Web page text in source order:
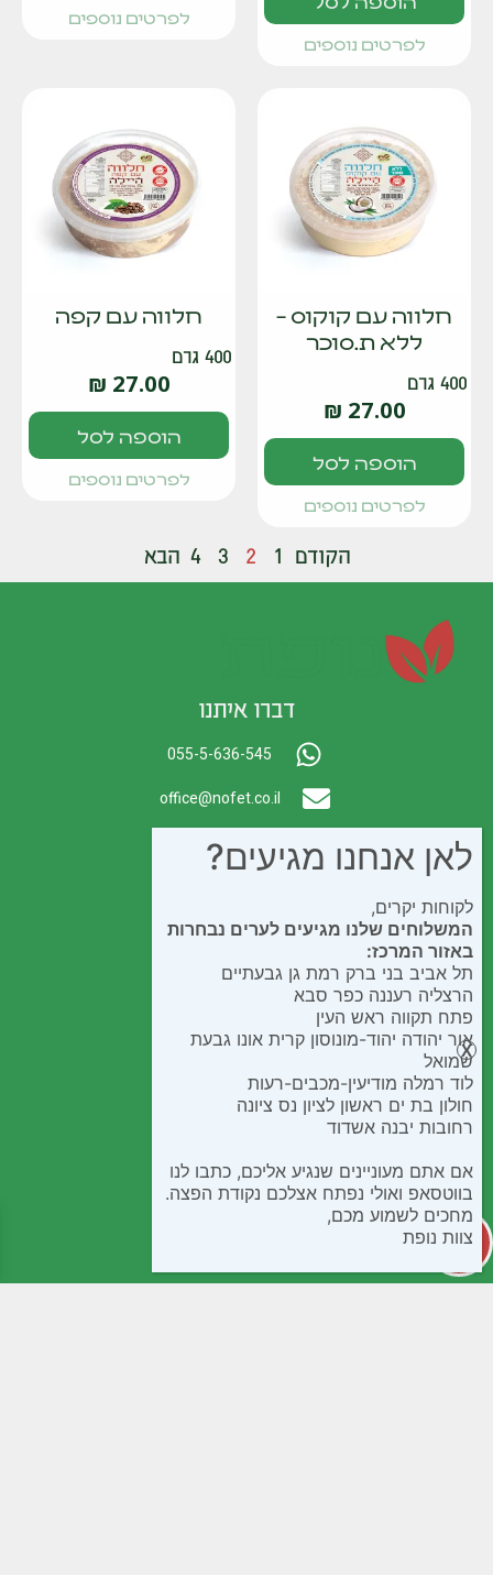
לפרטים נוספים
לפרטים נוספים
חלווה עם קוקוס –
ללא ת.סוכר
400 גרם
27.00
₪
הוספה לסל
לפרטים נוספים
חלווה עם קפה
400 גרם
27.00
₪
הוספה לסל
לפרטים נוספים
הקודם 1
2
3
4 הבא
דברו איתנו
055-5-636-545
office@nofet.co.il
לאן אנחנו מגיעים?
לקוחות יקרים,
המשלוחים שלנו מגיעים לערים נבחרות
באזור המרכז:
תל אביב בני ברק רמת גן גבעתיים
הרצליה רעננה כפר סבא
פתח תקווה ראש העין
אור יהודה יהוד-מונוסון קרית אונו גבעת
שמואל
לוד רמלה מודיעין-מכבים-רעות
חולון בת ים ראשון לציון נס ציונה
רחובות יבנה אשדוד
אם אתם מעוניינים שנגיע אליכם, כתבו לנו
בווטסאפ ואולי נפתח אצלכם נקודת הפצה.
מחכים לשמוע מכם,
צוות נופת